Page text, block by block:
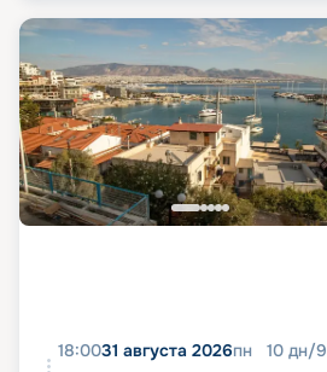
18:0031 августа 2026пн 10 дн/9